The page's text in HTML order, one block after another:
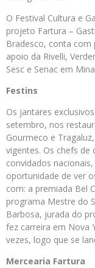
O Festival Cultura e
projeto Fartura –
Bradesco, conta com
apoio da Rivelli,
Sesc e Senac em
Festins
Os jantares
setembro, nos
Gourmeco e
vigentes. Os chefs
convidados
oportunidade de ver
com: a premiada Bel
programa Mestre do
Barbosa, jurada do
fez carreira em Nova
vezes, logo que se
Mercearia Fartura